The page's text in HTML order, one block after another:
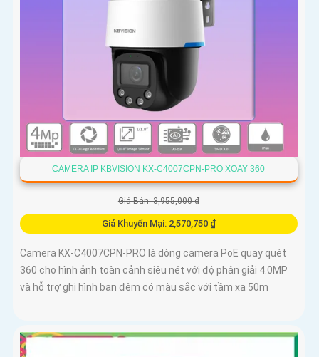
CAMERA IP KBVISION KX-C4007CPN-PRO XOAY 360
Giá Bán: 3,955,000 ₫
Giá Khuyến Mại: 2,570,750 ₫
Camera KX-C4007CPN-PRO là dòng camera PoE quay quét
360 cho hình ảnh toàn cảnh siêu nét với độ phân giải 4.0MP
và hỗ trợ ghi hình ban đêm có màu sắc với tầm xa 50m